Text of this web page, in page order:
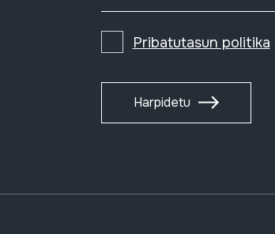
Pribatutasun politika
Harpidetu